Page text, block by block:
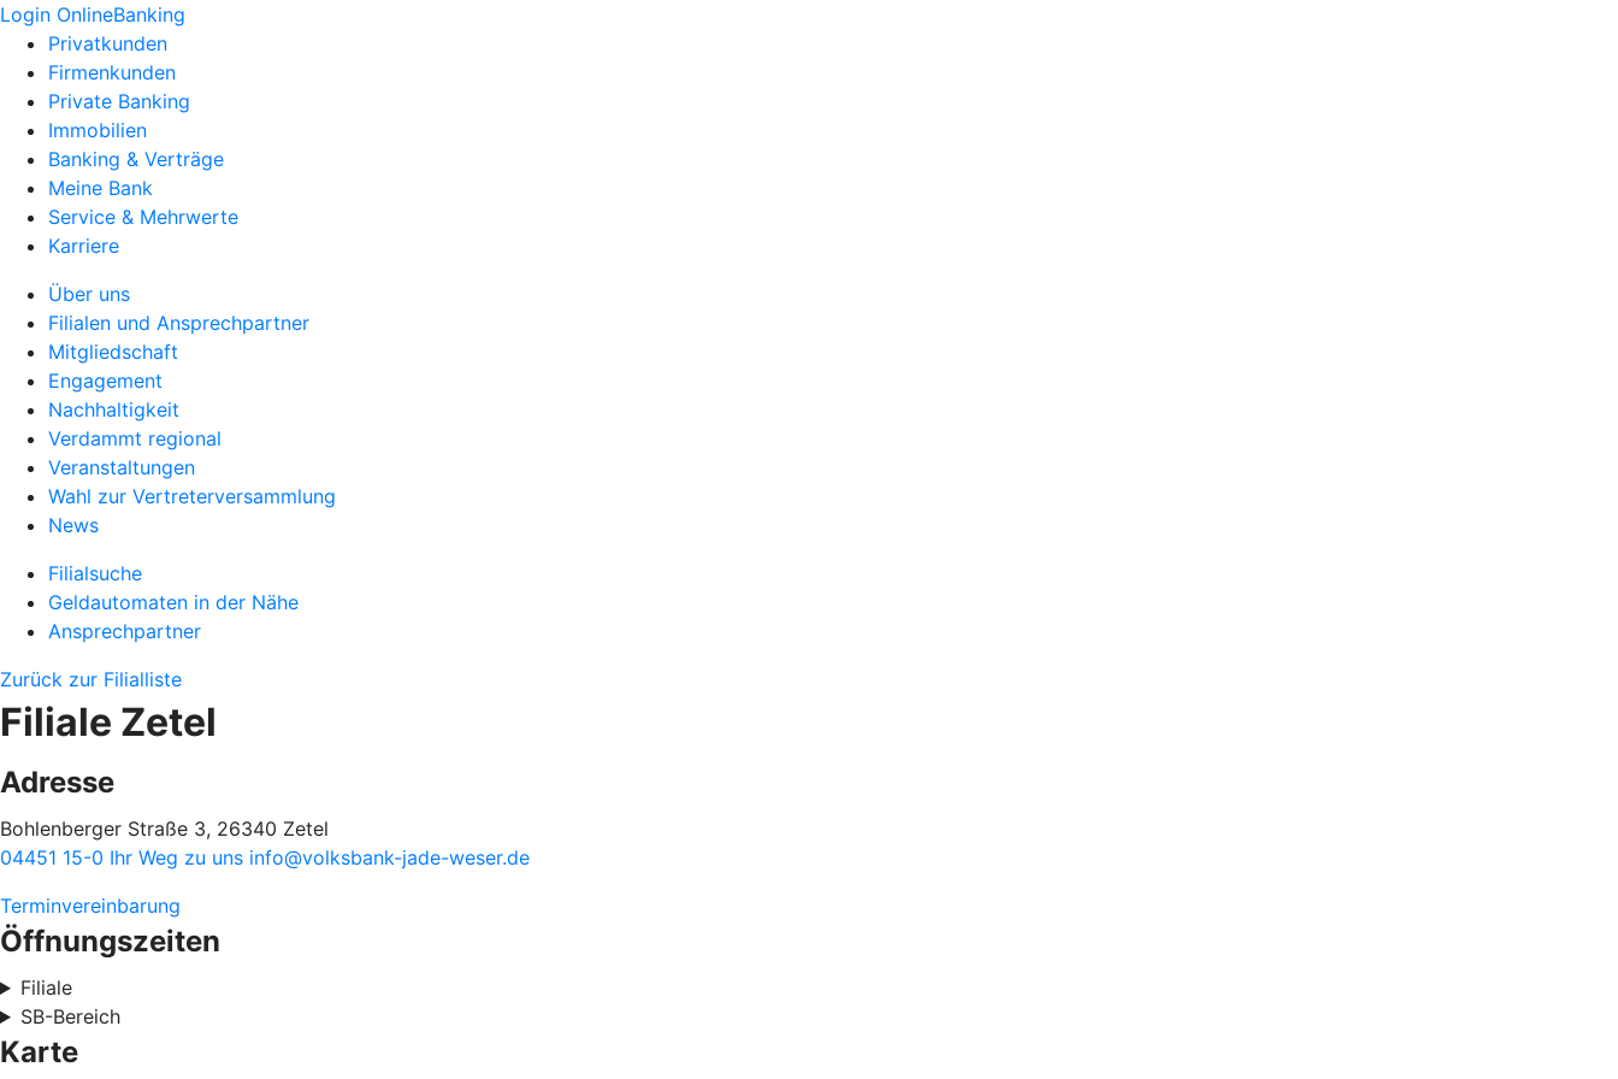
Login OnlineBanking
Privatkunden
Firmenkunden
Private Banking
Immobilien
Banking & Verträge
Meine Bank
Service & Mehrwerte
Karriere
Über uns
Filialen und Ansprechpartner
Mitgliedschaft
Engagement
Nachhaltigkeit
Verdammt regional
Veranstaltungen
Wahl zur Vertreterversammlung
News
Filialsuche
Geldautomaten in der Nähe
Ansprechpartner
Zurück zur Filialliste
Filiale Zetel
Adresse
Bohlenberger Straße 3, 26340 Zetel
04451 15-0 Ihr Weg zu uns info@volksbank-jade-weser.de
Terminvereinbarung
Öffnungszeiten
Filiale
SB-Bereich
Karte